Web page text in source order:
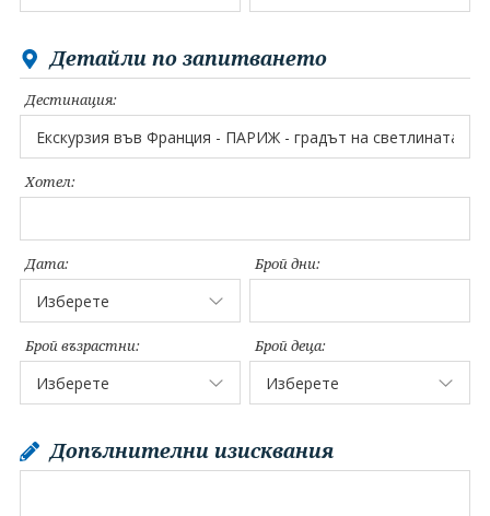
Детайли по запитването
Дестинация:
Хотел:
Дата: Брой дни:
Брой възрастни: Брой деца:
Допълнителни изисквания